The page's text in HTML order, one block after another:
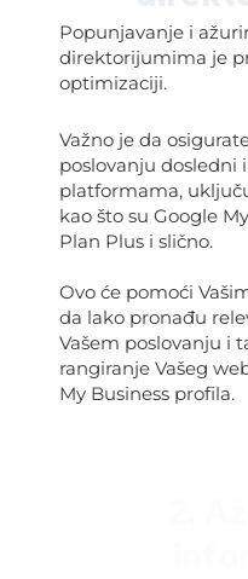
Popunjavanje i
direktorijumima je
optimizaciji.
Važno je da
poslovanju dosledni
platformama,
kao što su Google
Plan Plus i slično.
Ovo će pomoći
da lako pronađu
Vašem poslovanju i
rangiranje Vašeg
My Business profila.